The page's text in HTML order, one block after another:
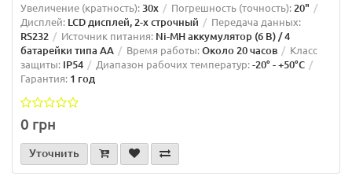
Увеличение (кратность):30x Погрешность (точность):20"
Дисплей: LCD дисплей, 2-х строчный Передача данных:
RS232 Источник питания: Ni-MH аккумулятор (6 В) / 4
батарейки типа AA
Время работы:Около 20 часов
Класс
защиты: IP54 Диапазон рабочих температур:-20° - +50°C
Гарантия: 1 год
0 грн
Уточнить